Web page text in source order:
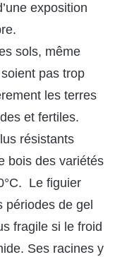
exposition
sols, même
pas trop
les terres
et fertiles.
résistants
bois des variétés
Le figuier
périodes de gel
fragile si le froid
Ses racines y